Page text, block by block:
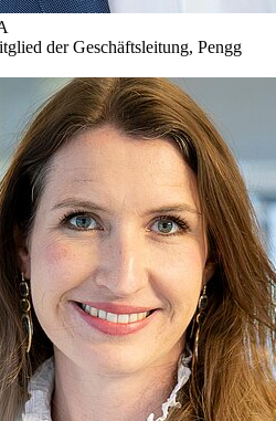
der Geschäftsleitung, Pengg